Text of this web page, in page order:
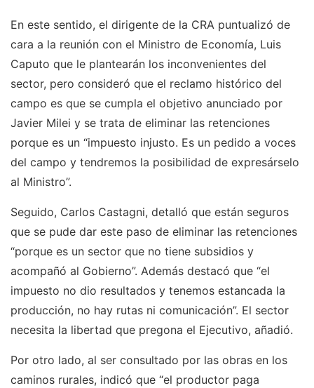
En este sentido, el dirigente de la CRA puntualizó de
cara a la reunión con el Ministro de Economía, Luis
Caputo que le plantearán los inconvenientes del
sector, pero consideró que el reclamo histórico del
campo es que se cumpla el objetivo anunciado por
Javier Milei y se trata de eliminar las retenciones
porque es un “impuesto injusto. Es un pedido a voces
del campo y tendremos la posibilidad de expresárselo
al Ministro”.
Seguido, Carlos Castagni, detalló que están seguros
que se pude dar este paso de eliminar las retenciones
“porque es un sector que no tiene subsidios y
acompañó al Gobierno”. Además destacó que “el
impuesto no dio resultados y tenemos estancada la
producción, no hay rutas ni comunicación”. El sector
necesita la libertad que pregona el Ejecutivo, añadió.
Por otro lado, al ser consultado por las obras en los
caminos rurales, indicó que “el productor paga